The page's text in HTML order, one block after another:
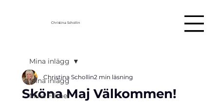
Christina Schollin
Mina inlägg
Mina Filmer
Mina inlägg
Sköna Maj Välkommen!
Christina Schollin2 min läsning